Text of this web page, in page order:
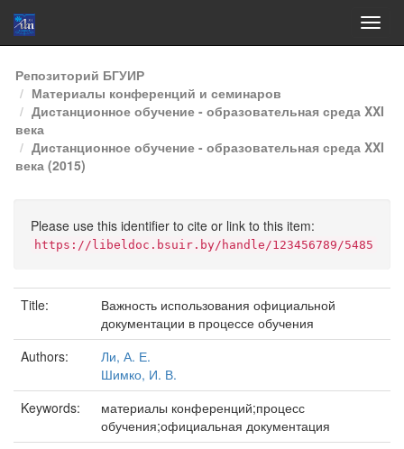
Skip
navigation
Репозиторий БГУИР
Материалы конференций и семинаров
Дистанционное обучение - образовательная среда XXI
века
Дистанционное обучение - образовательная среда XXI
века (2015)
Please use this identifier to cite or link to this item:
https://libeldoc.bsuir.by/handle/123456789/5485
Title:
Важность использования официальной
документации в процессе обучения
Authors:
Ли, А. Е.
Шимко, И. В.
Keywords:
материалы конференций;процесс
обучения;официальная документация